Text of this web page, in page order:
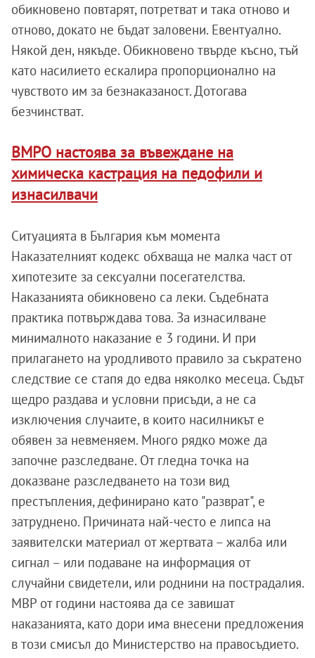
обикновено повтарят, потретват и така отново и
отново, докато не бъдат заловени. Евентуално.
Някой ден, някъде. Обикновено твърде късно, тъй
като насилието ескалира пропорционално на
чувството им за безнаказаност. Дотогава
безчинстват.
ВМРО настоява за въвеждане на
химическа кастрация на педофили и
изнасилвачи
Ситуацията в България към момента
Наказателният кодекс обхваща не малка част от
хипотезите за сексуални посегателства.
Наказанията обикновено са леки. Съдебната
практика потвърждава това. За изнасилване
минималното наказание е 3 години. И при
прилагането на уродливото правило за съкратено
следствие се стапя до едва няколко месеца. Съдът
щедро раздава и условни присъди, а не са
изключения случаите, в които насилникът е
обявен за невменяем. Много рядко може да
започне разследване. От гледна точка на
доказване разследването на този вид
престъпления, дефинирано като "разврат", е
затруднено. Причината най-често е липса на
заявителски материал от жертвата – жалба или
сигнал – или подаване на информация от
случайни свидетели, или роднини на пострадалия.
МВР от години настоява да се завишат
наказанията, като дори има внесени предложения
в този смисъл до Министерство на правосъдието.